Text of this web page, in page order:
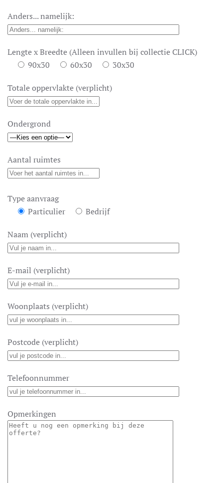
Anders... namelijk:
Lengte x Breedte (Alleen invullen bij collectie CLICK)
90x30
60x30 30x30
Totale oppervlakte (verplicht)
Ondergrond
Aantal ruimtes
Type aanvraag
Particulier
Bedrijf
Naam (verplicht)
E-mail (verplicht)
Woonplaats (verplicht)
Postcode (verplicht)
Telefoonnummer
Opmerkingen